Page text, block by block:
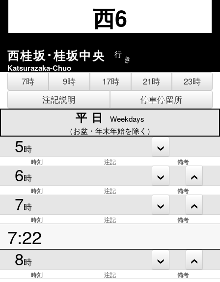
西6
西桂坂･桂坂中央 行 き
Katsurazaka-Chuo
7時 9時 17時 21時
23時
注記説明
停車停留所
平日
Weekdays
（お盆・年末年始を除く）
5時
時刻 注記 備考
6時
時刻 注記 備考
7時
時刻 注記 備考
7:22
8時
時刻 注記 備考